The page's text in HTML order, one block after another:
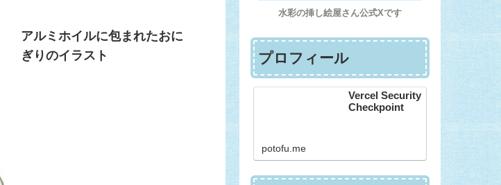
アルミホイルに包まれたおに
ぎりのイラスト
水彩の挿し絵屋さん公式Xです
プロフィール
Vercel Security
Checkpoint
potofu.me